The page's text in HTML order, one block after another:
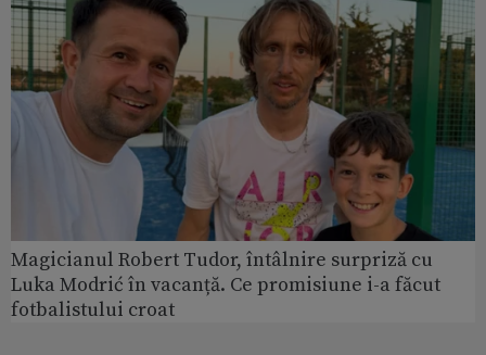
Magicianul Robert Tudor, întâlnire surpriză cu
Luka Modrić în vacanță. Ce promisiune i-a făcut
fotbalistului croat